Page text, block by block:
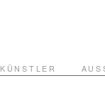
KÜNSTLER